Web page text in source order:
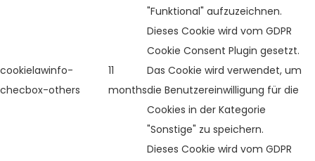
"Funktional" aufzuzeichnen.
cookielawinfo-
checbox-others
11
months
Dieses Cookie wird vom GDPR
Cookie Consent Plugin gesetzt.
Das Cookie wird verwendet, um
die Benutzereinwilligung für die
Cookies in der Kategorie
"Sonstige" zu speichern.
Dieses Cookie wird vom GDPR